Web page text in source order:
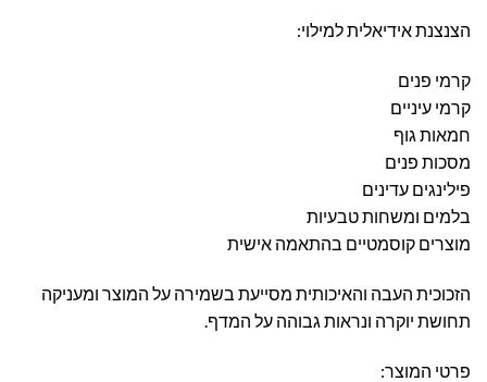
הצנצנת אידיאלית למילוי:
קרמי פנים
קרמי עיניים
חמאות גוף
מסכות פנים
פילינגים עדינים
בלמים ומשחות טבעיות
מוצרים קוסמטיים בהתאמה אישית
הזכוכית העבה והאיכותית מסייעת בשמירה על המוצר ומעניקה
תחושת יוקרה ונראות גבוהה על המדף.
פרטי המוצר: